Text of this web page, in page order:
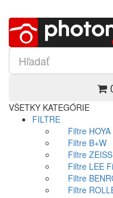
VŠETKY KATEGÓRIE
FILTRE
Filtre HOYA
Filtre B+W
Filtre ZEISS
Filtre LEE
Filtre
Filtre